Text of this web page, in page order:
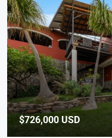
$726,000USD